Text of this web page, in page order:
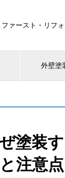
ァースト・リフ
外壁塗
ぜ塗装
注意点